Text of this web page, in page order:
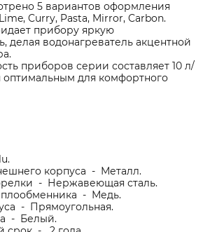
5 вариантов оформления
Curry, Pasta, Mirror, Carbon.
прибору яркую
делая водонагреватель акцентной
приборов серии составляет 10 л/
оптимальным для комфортного
корпуса - Металл.
- Нержавеющая сталь.
- Медь.
- Прямоугольная.
- Белый.